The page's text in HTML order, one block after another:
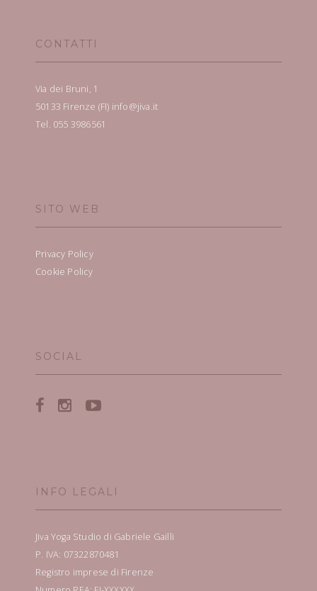
CONTATTI
Via dei Bruni, 1
50133 Firenze (FI) info@jiva.it
Tel. 055 3986561
SITO WEB
Privacy Policy
Cookie Policy
SOCIAL
INFO LEGALI
Jiva Yoga Studio di Gabriele Gailli
P. IVA: 07322870481
Registro imprese di Firenze